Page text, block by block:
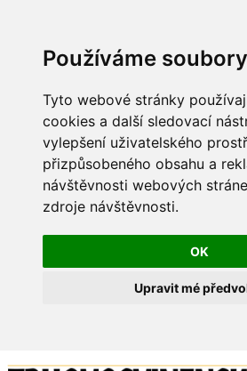
Používáme
Tyto webové stránky
cookies a další sledovací
vylepšení uživatelského
přizpůsobeného obsahu a
návštěvnosti webových
zdroje návštěvnosti.
OK
Upravit mé